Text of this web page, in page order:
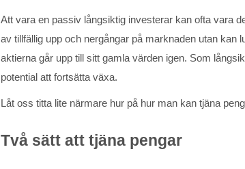
Att vara en passiv långsiktig investerar kan ofta vara
av tillfällig upp och nergångar på marknaden utan
aktierna går upp till sitt gamla värden igen. Som
potential att fortsätta växa.
Låt oss titta lite närmare hur på hur man kan tjäna
Två sätt att tjäna pengar